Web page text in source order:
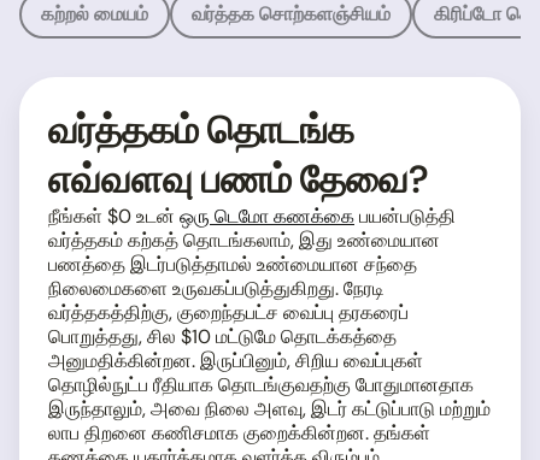
கற்றல் மையம் வர்த்தக சொற்களஞ்சியம் கிரிப்டோ
வர்த்தகம் தொடங்க
எவ்வளவு பணம் தேவை?
நீங்கள் $0 உடன் ஒரு டெமோ கணக்கைபயன்படுத்தி
வர்த்தகம் கற்கத் தொடங்கலாம், இது உண்மையான
பணத்தை இடர்படுத்தாமல் உண்மையான சந்தை
நிலைமைகளை உருவகப்படுத்துகிறது. நேரடி
வர்த்தகத்திற்கு, குறைந்தபட்ச வைப்பு தரகரைப்
பொறுத்தது, சில $10 மட்டுமே தொடக்கத்தை
அனுமதிக்கின்றன. இருப்பினும், சிறிய வைப்புகள்
தொழில்நுட்ப ரீதியாக தொடங்குவதற்கு போதுமானதாக
இருந்தாலும், அவை நிலை அளவு, இடர் கட்டுப்பாடு மற்றும்
லாப திறனை கணிசமாக குறைக்கின்றன. தங்கள்